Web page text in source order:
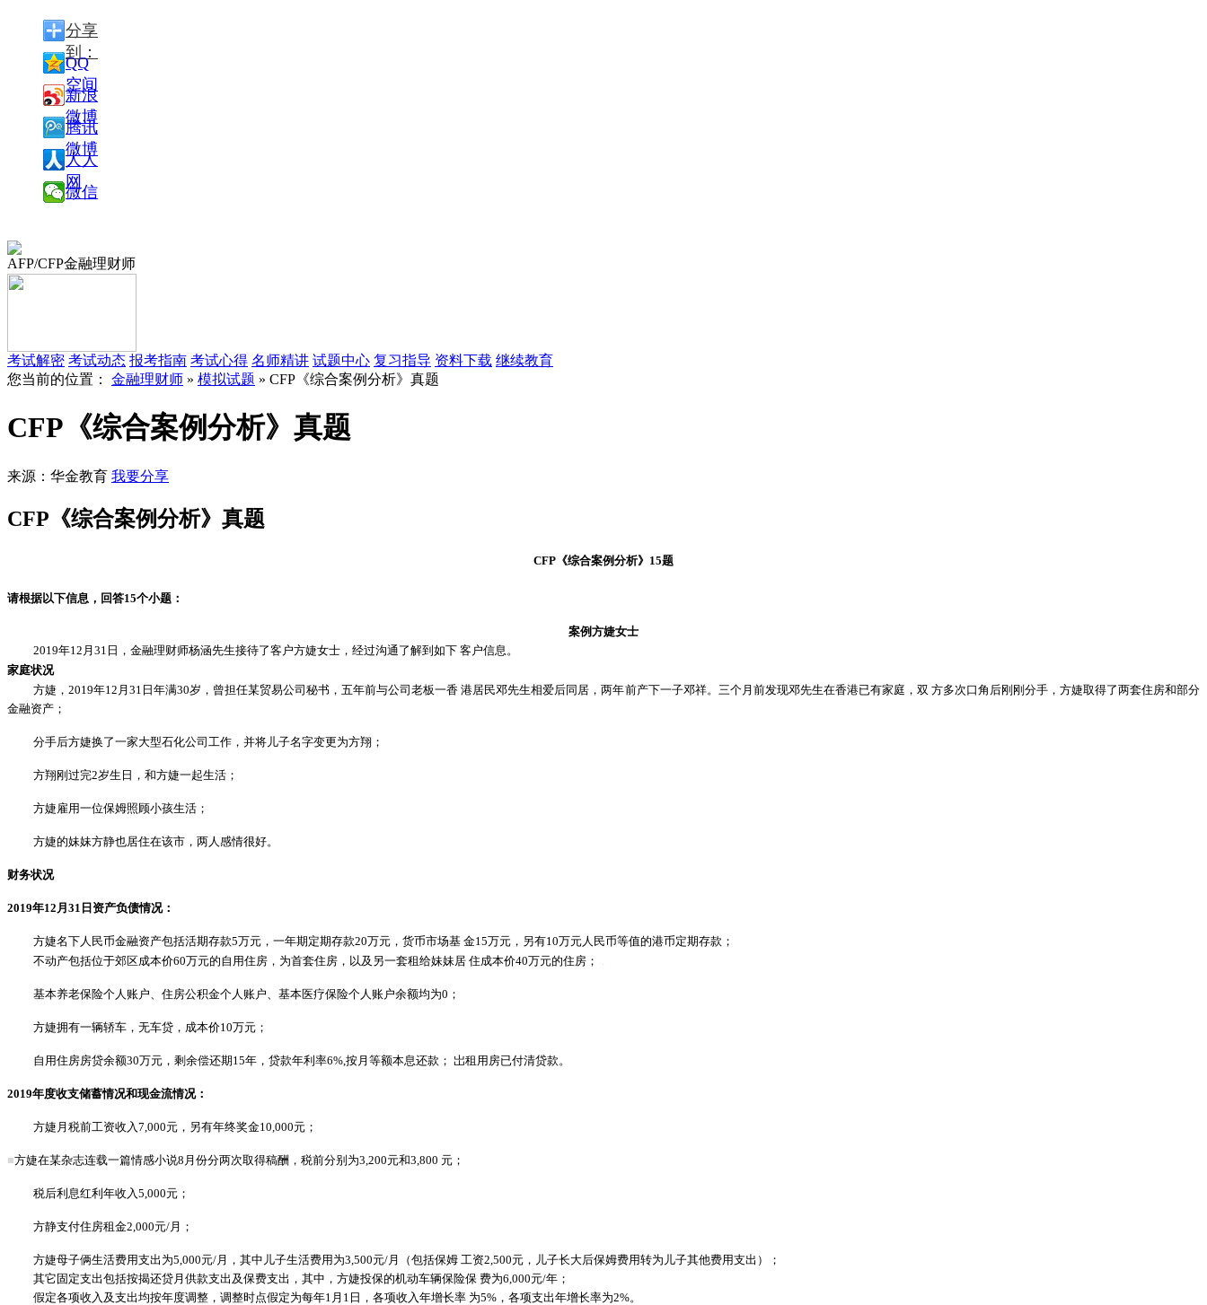
分享
到：
QQ
空间
新浪
微博
腾讯
微博
人人
网
微信
AFP/CFP金融理财师
考试解密 考试动态 报考指南 考试心得 名师精讲 试题中心 复习指导 资料下载 继续教育
您当前的位置： 金融理财师 » 模拟试题 » CFP《综合案例分析》真题
CFP《综合案例分析》真题
来源：华金教育 我要分享
CFP《综合案例分析》真题
CFP 《综合案例分析》 15题
请根据以下信息，回答15个小题：
案例方婕女士
2019年12月31日，金融理财师杨涵先生接待了客户方婕女士，经过沟通了解到如下 客户信息。
家庭状况
方婕，2019年12月31日年满30岁，曾担任某贸易公司秘书，五年前与公司老板一香 港居民邓先生相爱后同居，两年前产下一子邓祥。三个月前发现邓先生在香港已有家庭，双 方多次口角后刚刚分手，方婕取得了两套住房和部分
金融资产；
分手后方婕换了一家大型石化公司工作，并将儿子名字变更为方翔；
方翔刚过完2岁生日，和方婕一起生活；
方婕雇用一位保姆照顾小孩生活；
方婕的妹妹方静也居住在该市，两人感情很好。
财务状况
2019年12月31日资产负债情况：
方婕名下人民币金融资产包括活期存款5万元，一年期定期存款20万元，货币市场基 金15万元，另有10万元人民币等值的港币定期存款；
不动产包括位于郊区成本价60万元的自用住房，为首套住房，以及另一套租给妹妹居 住成本价40万元的住房；
基本养老保险个人账户、住房公积金个人账户、基本医疗保险个人账户余额均为0；
方婕拥有一辆轿车，无车贷，成本价10万元；
自用住房房贷余额30万元，剩余偿还期15年，贷款年利率6%,按月等额本息还款； 岀租用房已付清贷款。
2019年度收支储蓄情况和现金流情况：
方婕月税前工资收入 7,000元，另有年终奖金10,000元；
■方婕在某杂志连载一篇情感小说8月份分两次取得稿酬，税前分别为3,200元和3,800 元；
税后利息红利年收入 5,000元；
方静支付住房租金2,000元/月；
方婕母子俩生活费用支出为5,000元/月，其中儿子生活费用为3,500元/月（包括保姆 工资2,500元，儿子长大后保姆费用转为儿子其他费用支出）；
其它固定支出包括按揭还贷月供款支出及保费支出，其中，方婕投保的机动车辆保险保 费为6,000元/年；
假定各项收入及支出均按年度调整，调整时点假定为每年1月1日，各项收入年增长率 为5%，各项支出年增长率为2%。